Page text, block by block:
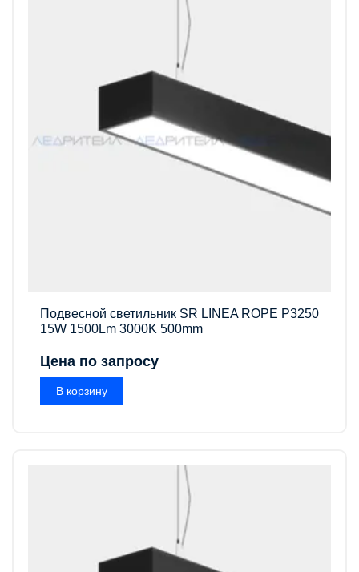
Подвесной светильник SR LINEA ROPE P3250
15W 1500Lm 3000K 500mm
Цена по запросу
В корзину